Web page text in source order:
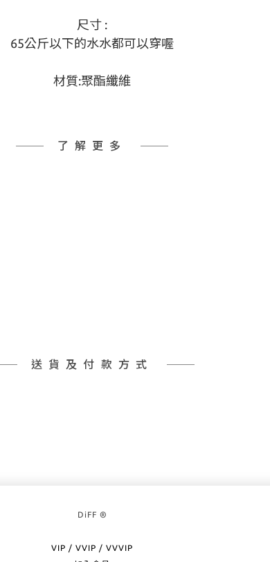
尺寸 :
65公斤以下的水水都可以穿喔
材質:聚酯纖維
了解更多
送貨及付款方式
DiFF ®
VIP / VVIP / VVVIP